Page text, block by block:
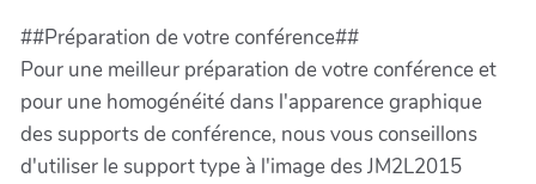
##Préparation de votre conférence##
Pour une meilleur préparation de votre conférence et
pour une homogénéité dans l'apparence graphique
des supports de conférence, nous vous conseillons
d'utiliser le support type à l'image des JM2L2015